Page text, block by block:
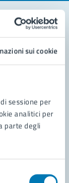
sui cookie
sessione per
analitici per
parte degli